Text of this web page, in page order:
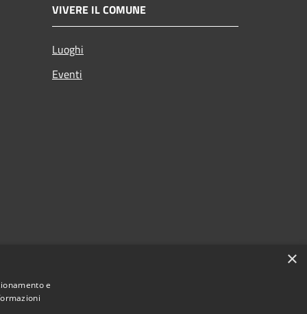
VIVERE IL COMUNE
Luoghi
Eventi
×
e